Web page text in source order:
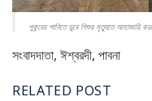
পুকুরের পানিতে ডুবে শিশুর মৃত্যুতে আহাজারি
সংবাদদাতা, ঈশ্বরদী, পাবনা
RELATED POST